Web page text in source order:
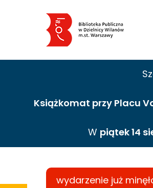
Książkomat przy Placu
W piątek 14
wydarzenie już